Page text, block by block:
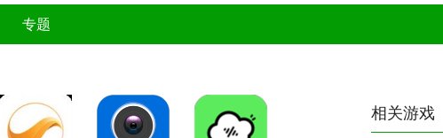
专题
相关游戏